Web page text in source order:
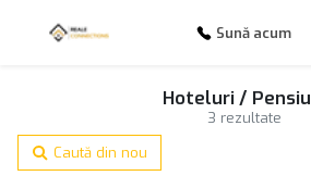
Sună acum
3 rezultate
Hoteluri /
Caută din nou